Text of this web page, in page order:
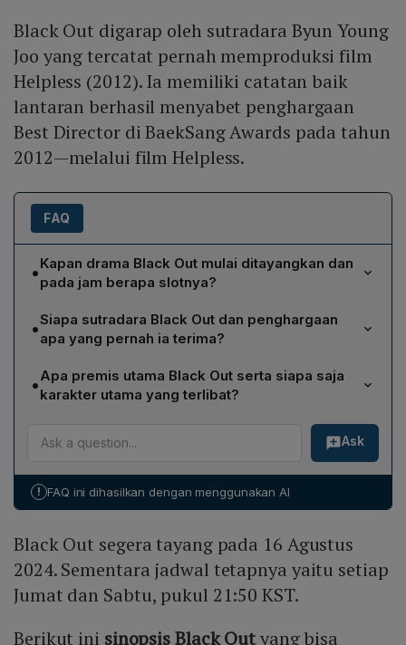
Black Out digarap oleh sutradara Byun Young
Joo yang tercatat pernah memproduksi film
Helpless (2012). Ia memiliki catatan baik
lantaran berhasil menyabet penghargaan
Best Director di BaekSang Awards pada tahun
2012—melalui film Helpless.
FAQ
•Kapan drama Black Out mulai ditayangkan dan
pada jam berapa slotnya?
Black Out dijadwalkan mulai tayang pada 16 Agustus
2024 dengan jadwal tetap setiap hari Jumat dan Sabtu
pukul 21:50 KST.
•Siapa sutradara Black Out dan penghargaan
apa yang pernah ia terima?
Drama ini disutradarai oleh Byun Young Joo, yang
sebelumnya menyutradarai film Helpless (2012) dan
meraih penghargaan Best Director di BaekSang Awards
•Apa premis utama Black Out serta siapa saja
karakter utama yang terlibat?
Premis Black Out mengisahkan Go Jung Woo, mantan
narapidana yang dituduh membunuh dua teman
sekelas, kembali ke Mucheon Town setelah 10 tahun
bersama Detektif No Sang Cheol. Karakter utama
(Go Jun), Choi Na Kyeom (Go Bo Gyeol), dan Ha Seol
(Kim Bo Ra).
Ask
! FAQ ini dihasilkan dengan menggunakan AI
Black Out segera tayang pada 16 Agustus
2024. Sementara jadwal tetapnya yaitu setiap
Jumat dan Sabtu, pukul 21:50 KST.
Berikut ini sinopsis Black Outyang bisa